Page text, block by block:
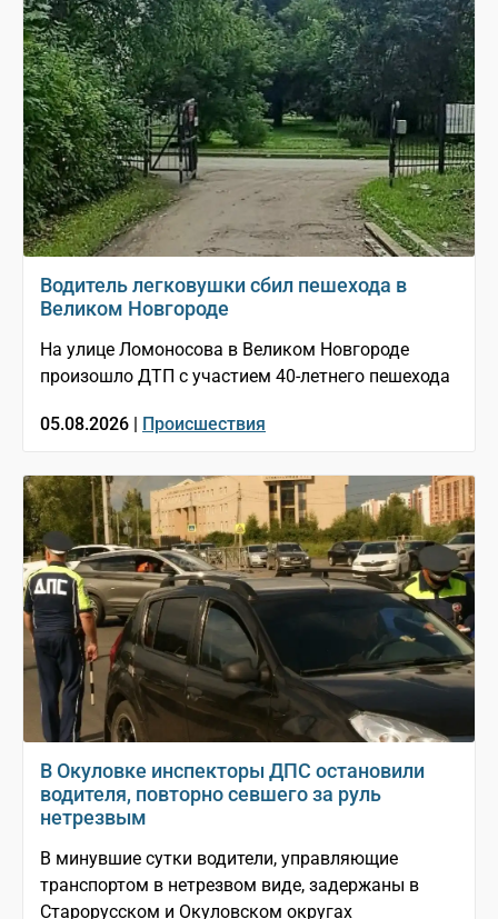
Водитель легковушки сбил пешехода в
Великом Новгороде
На улице Ломоносова в Великом Новгороде
произошло ДТП с участием 40-летнего пешехода
05.08.2026 | Происшествия
В Окуловке инспекторы ДПС остановили
водителя, повторно севшего за руль
нетрезвым
В минувшие сутки водители, управляющие
транспортом в нетрезвом виде, задержаны в
Старорусском и Окуловском округах